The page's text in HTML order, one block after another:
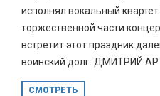
исполнял вокальный
торжественной части
встретит этот праздник
воинский долг. ДМИТРИЙ
СМОТРЕТЬ